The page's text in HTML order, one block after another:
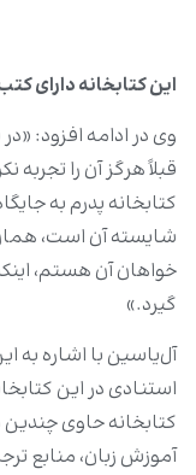
این کتابخانه دارای
وی در ادامه افزود:
قبلاً هرگز آن را
کتابخانه پدرم به
شایسته آن است،
خواهان آن هستم،
گیرد.»
آل‌یاسین با اشاره به
استنادی در این
کتابخانه حاوی چندین
آموزش زبان، منابع